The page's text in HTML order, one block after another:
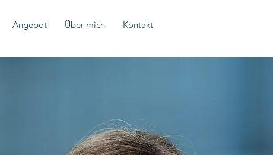
Angebot Über mich Kontakt